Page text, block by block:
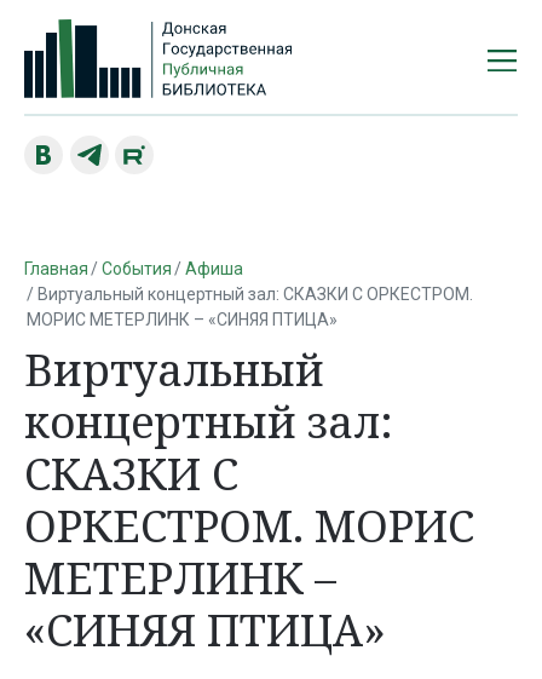
Главная События
Афиша
Виртуальный концертный зал: СКАЗКИ С ОРКЕСТРОМ.
МОРИС МЕТЕРЛИНК – «СИНЯЯ ПТИЦА»
Виртуальный
концертный зал:
СКАЗКИ С
ОРКЕСТРОМ. МОРИС
МЕТЕРЛИНК –
«СИНЯЯ ПТИЦА»